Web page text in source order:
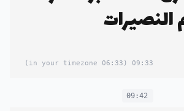
09:33
(06:33 in your timezone)
09:42